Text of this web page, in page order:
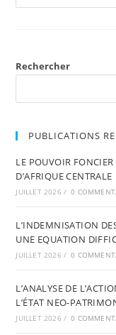
Rechercher
PUBLICATIONS
LE POUVOIR FONCIER
D’AFRIQUE CENTRALE
JUILLET 2026 / 0
L’INDEMNISATION
UNE EQUATION
JUILLET 2026 / 0
L’ANALYSE DE
L’ÉTAT NEO-
JUILLET 2026 / 0